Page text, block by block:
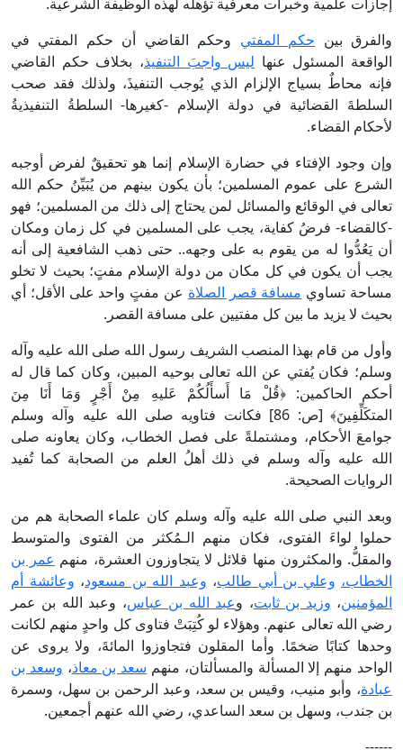
والفرق بين حكم المفتي وحكم القاضي أن حكم المفتي في
الواقعة المسئول عنها ليس واجبَ التنفيذ، بخلاف حكم القاضي
فإنه محاطٌ بسياج الإلزام الذي يُوجب التنفيذَ، ولذلك فقد صحب
السلطةَ القضائية في دولة الإسلام -كغيرها- السلطةُ التنفيذيةُ
لأحكام القضاء.
وإن وجود الإفتاء في حضارة الإسلام إنما هو تحقيقٌ لفرض أوجبه
الشرع على عموم المسلمين؛ بأن يكون بينهم من يُبَيِّنُ حكم الله
تعالى في الوقائع والمسائل لمن يحتاج إلى ذلك من المسلمين؛ فهو
-كالقضاء- فرضُ كفاية، يجب على المسلمين في كل زمان ومكان
أن يَعُدُّوا له من يقوم به على وجهه.. حتى ذهب الشافعية إلى أنه
يجب أن يكون في كل مكان من دولة الإسلام مفتٍ؛ بحيث لا تخلو
مساحة تساوي مسافة قصر الصلاة عن مفتٍ واحد على الأقل؛ أي
بحيث لا يزيد ما بين كل مفتيين على مسافة القصر.
وأول من قام بهذا المنصب الشريف رسول الله صلى الله عليه وآله
وسلم؛ فكان يُفتي عن الله تعالى بوحيه المبين، وكان كما قال له
أحكم الحاكمين: ﴿قُلْ مَا أَسأَلُكُمْ عَليهِ مِنْ أَجْرٍ وَمَا أَنَا مِنَ
المتكَلِّفِينَ﴾ [ص: 86] فكانت فتاويه صلى الله عليه وآله وسلم
جوامعَ الأحكام، ومشتملةً على فصل الخطاب، وكان يعاونه صلى
الله عليه وآله وسلم في ذلك أهلُ العلم من الصحابة كما تُفيد
الروايات الصحيحة.
وبعد النبي صلى الله عليه وآله وسلم كان علماء الصحابة هم من
حملوا لواءَ الفتوى، فكان منهم الـمُكثر من الفتوى والمتوسط
والمقلُّ. والمكثرون منها قلائل لا يتجاوزون العشرة، منهم عمر بن
الخطاب، وعلي بن أبي طالب، وعبد الله بن مسعود، وعائشة أم
المؤمنين، وزيد بن ثابت، وعبد الله بن عباس، وعبد الله بن عمر
رضي الله تعالى عنهم. وهؤلاء لو كُتِبَتْ فتاوى كل واحدٍ منهم لكانت
وحدها كتابًا ضخمًا. وأما المقلون فتجاوزوا المائةَ، ولا يروى عن
الواحد منهم إلا المسألة والمسألتان، منهم سعد بن معاذ، وسعد بن
عبادة، وأبو منيب، وقيس بن سعد، وعبد الرحمن بن سهل، وسمرة
بن جندب، وسهل بن سعد الساعدي، رضي الله عنهم أجمعين.